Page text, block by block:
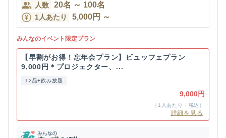
人数 20名 ～ 100名
1人あたり 5,000円 ～
みんなのイベント限定プラン
【早割がお得！忘年会プラン】ビュッフェプラン
9,000円＊プロジェクター、...
12品+飲み放題
9,000円
（1人あたり・税込）
詳細を見る